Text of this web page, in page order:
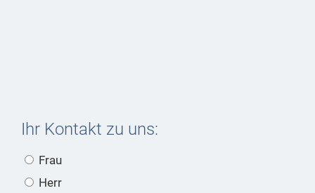
Ihr Kontakt zu uns:
Frau
Herr